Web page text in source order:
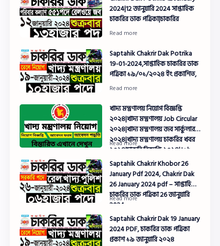
2024|12 জানুয়ারি 2024 সাপ্তাহিক
চাকরির ডাক পত্রিকা|চাকরির
Saptahik Chakrir Dak Potrika
19-01-2024,সাপ্তাহিক চাকরির ডাক
পত্রিকা ১৯/০১/২০২৪ ইং প্রকাশিত,
খাদ্য মন্ত্রণালয় নিয়োগ বিজ্ঞপ্তি
২০২৪|খাদ্য মন্ত্রণালয় Job Circular
২০২৪|খাদ্য মন্ত্রণালয় জব সার্কুলার
২০২৪|খাদ্য মন্ত্রণালয় চাকরির খবর
২০২৪|চাকরি বিজ্ঞপ্তি ২০২৪|Job
Circular 2024
Saptahik Chakrir Khobor 26
January Pdf 2024, Chakrir Dak
26 January 2024 pdf – সাপ্তাহিক
চাকরির ডাক পত্রিকা 26 জানুয়ারি
2024
Saptahik Chakrir Dak 19 January
2024 PDF, চাকরির ডাক পত্রিকা
প্রকাশ ১৯ জানুয়ারি ২০২৪